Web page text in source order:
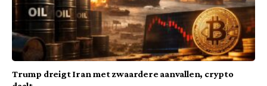
Trump dreigt Iran met zwaardere aanvallen, crypto